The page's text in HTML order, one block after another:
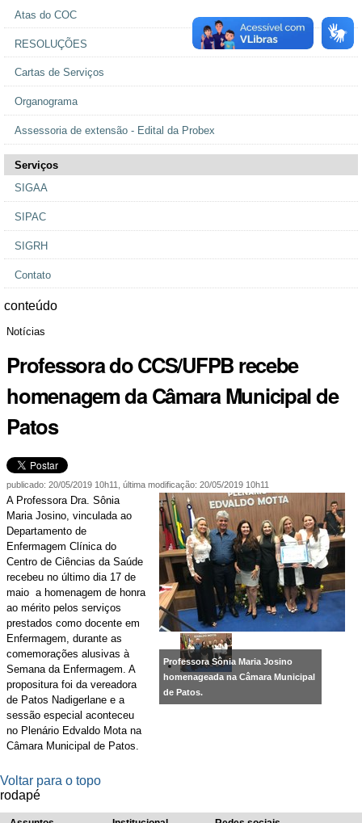
Atas do COC
RESOLUÇÕES
Cartas de Serviços
Organograma
Assessoria de extensão - Edital da Probex
Serviços
SIGAA
SIPAC
SIGRH
Contato
conteúdo
Notícias
Professora do CCS/UFPB recebe
homenagem da Câmara Municipal de
Patos
publicado:20/05/2019 10h11 ,última modificação:20/05/2019 10h11
Professora Sônia Maria Josino
homenageada na Câmara Municipal
de Patos.
A Professora Dra. Sônia
Maria Josino, vinculada ao
Departamento de
Enfermagem Clínica do
Centro de Ciências da Saúde
recebeu no último dia 17 de
maio a homenagem de honra
ao mérito pelos serviços
prestados como docente em
Enfermagem, durante as
comemorações alusivas à
Semana da Enfermagem. A
propositura foi da vereadora
de Patos Nadigerlane e a
sessão especial aconteceu
no Plenário Edvaldo Mota na
Câmara Municipal de Patos.
Voltar para o topo
rodapé